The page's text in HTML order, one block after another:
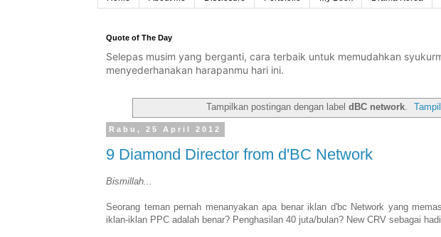
Quote of The Day
Selepas musim yang berganti, cara terbaik untuk memudahkan
menyederhanakan harapanmu hari ini.
Tampilkan postingan dengan label dBC network.
Rabu, 25 April 2012
9 Diamond Director from d'BC Network
Bismillah...
Seorang teman pernah menanyakan apa benar iklan d'bc Network yang
iklan-iklan PPC adalah benar? Penghasilan 40 juta/bulan? New CRV sebagai